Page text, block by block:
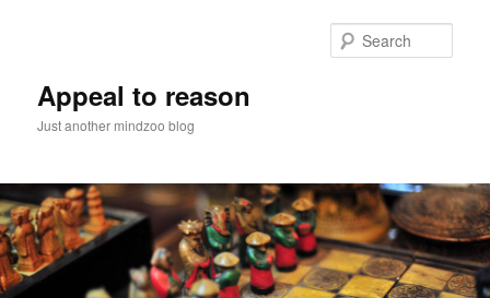
Appeal to reason
Just another mindzoo blog